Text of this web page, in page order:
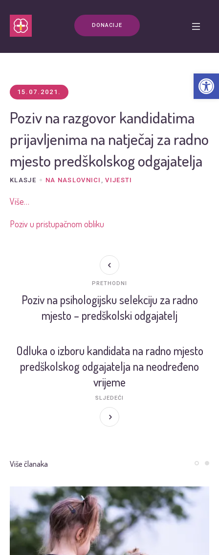
DONACIJE
15.07.2021.
Poziv na razgovor kandidatima
prijavljenima na natječaj za radno
mjesto predškolskog odgajatelja
KLASJE NA NASLOVNICI ,VIJESTI
Više…
Poziv u pristupačnom obliku
Poziv na psihologijsku selekciju za radno
mjesto – predškolski odgajatelj
PRETHODNI
Odluka o izboru kandidata na radno mjesto
predškolskog odgajatelja na neodređeno
vrijeme
SLJEDEĆI
Više članaka